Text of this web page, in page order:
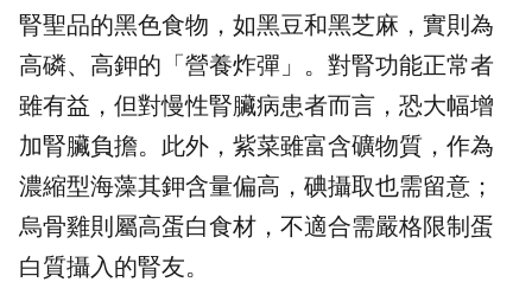
腎聖品的黑色食物，如黑豆和黑芝麻，實則為
高磷、高鉀的「營養炸彈」。對腎功能正常者
雖有益，但對慢性腎臟病患者而言，恐大幅增
加腎臟負擔。此外，紫菜雖富含礦物質，作為
濃縮型海藻其鉀含量偏高，碘攝取也需留意；
烏骨雞則屬高蛋白食材，不適合需嚴格限制蛋
白質攝入的腎友。